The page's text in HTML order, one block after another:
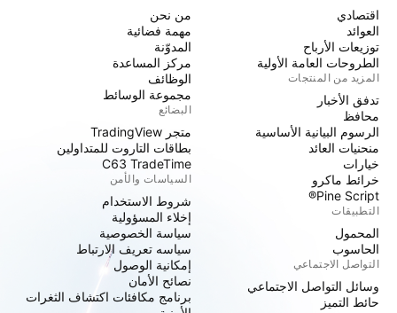
اقتصادي
العوائد
توزيعات الأرباح
الطروحات العامة الأولية
المزيد من المنتجات
تدفق الأخبار
محافظ
الرسوم البيانية الأساسية
منحنيات العائد
خيارات
خرائط ماكرو
Pine Script®
التطبيقات
المحمول
الحاسوب
التواصل الاجتماعي
وسائل التواصل الاجتماعي
حائط التميز
من نحن
مهمة فضائية
المدوّنة
مركز المساعدة
الوظائف
مجموعة الوسائط
البضائع
متجر TradingView
بطاقات التاروت للمتداولين
C63 TradeTime
السياسات والأمن
شروط الاستخدام
إخلاء المسؤولية
سياسة الخصوصية
سياسه تعريف الارتباط
إمكانية الوصول
نصائح الأمان
برنامج مكافئات اكتشاف الثغرات